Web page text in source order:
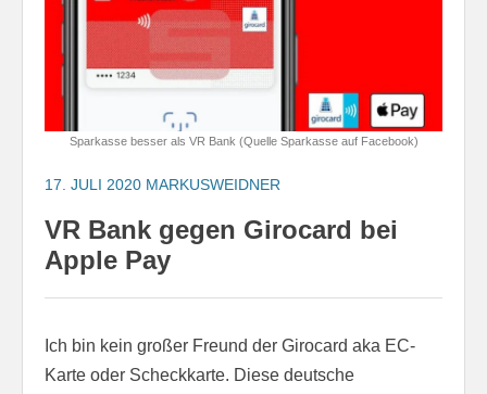
Sparkasse besser als VR Bank (Quelle Sparkasse auf Facebook)
17. JULI 2020 MARKUSWEIDNER
VR Bank gegen Girocard bei
Apple Pay
Ich bin kein großer Freund der Girocard aka EC-
Karte oder Scheckkarte. Diese deutsche